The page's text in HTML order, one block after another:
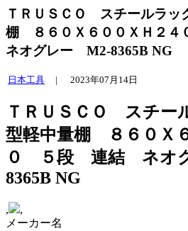
ＴＲＵＳＣＯ スチールラ
棚 ８６０Ｘ６００ＸＨ２
ネオグレー M2-8365B NG
日本工具 | 2023年07月14日
ＴＲＵＳＣＯ スチー
型軽中量棚 ８６０Ｘ
０ ５段 連結 ネオ
8365B NG
,
,
メーカー名